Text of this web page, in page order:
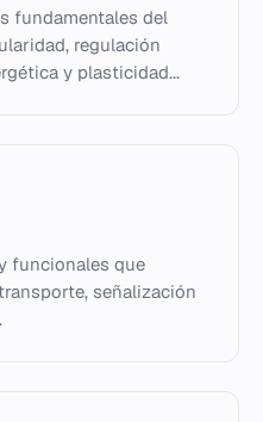
fundamentales del
regulación
y plasticidad...
funcionales que
señalización